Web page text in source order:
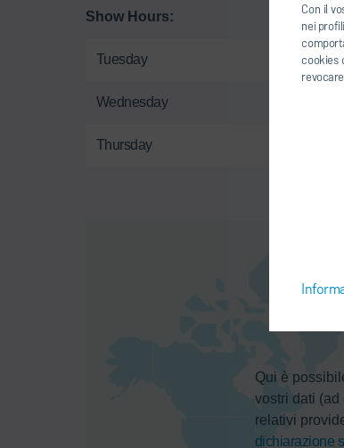
Con il
nei
cookies
Show Hours:
Tuesday
Wednesday
Thursday
Qui è
vostri dati (ad
relativi
dichiarazione